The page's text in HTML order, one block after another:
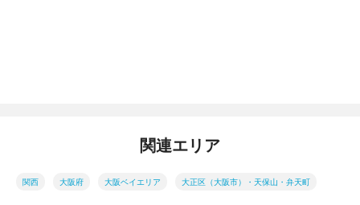
関連エリア
関西 大阪府 大阪ベイエリア 大正区（大阪市）・天保山・弁天町